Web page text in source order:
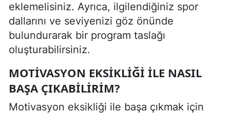
eklemelisiniz. Ayrıca, ilgilendiğiniz spor
dallarını ve seviyenizi göz önünde
bulundurarak bir program taslağı
oluşturabilirsiniz.
MOTIVASYON EKSIKLIĞI ILE NASIL
BAŞA ÇIKABILIRIM?
Motivasyon eksikliği ile başa çıkmak için